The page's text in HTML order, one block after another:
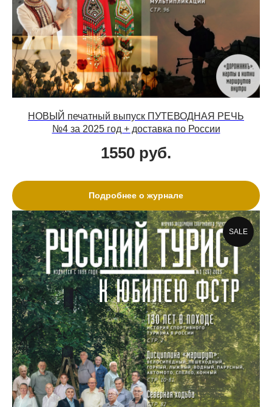
НОВЫЙ печатный выпуск ПУТЕВОДНАЯ РЕЧЬ
№4 за 2025 год + доставка по России
1550 руб.
Подробнее о журнале
SALE